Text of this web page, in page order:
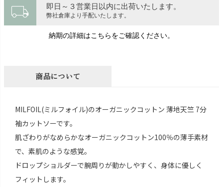
local_shipping 即日～３営業日以内に出荷いたします。
弊社倉庫より手配いたします。
納期の詳細はこちらをご確認ください。
商品について
MILFOIL(ミルフォイル)のオーガニックコットン 薄地天竺 7分
袖カットソーです。
肌ざわりがなめらかなオーガニックコットン100％の薄手素材
で、素肌のような感覚。
ドロップショルダーで腕周りが動かしやすく、身体に優しく
フィットします。